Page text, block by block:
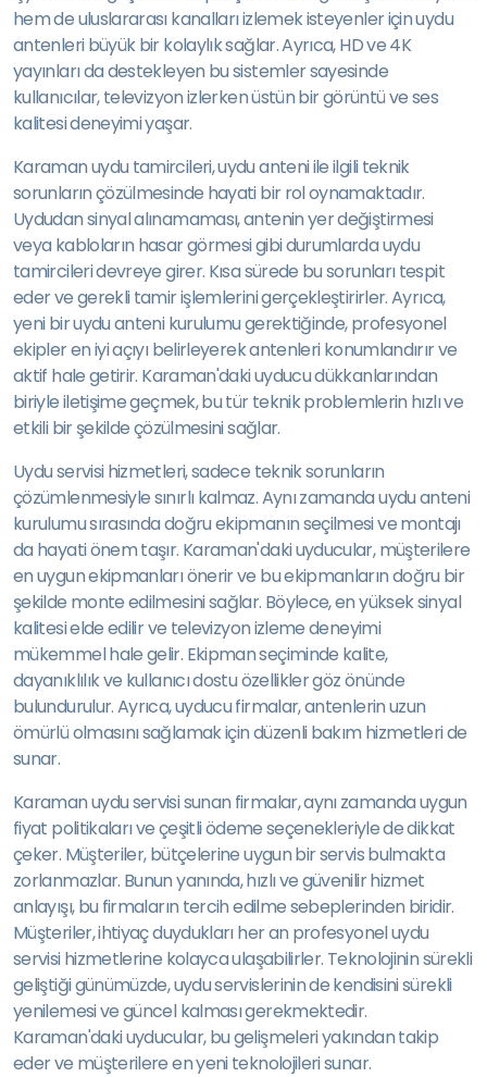
hem de uluslararası kanalları izlemek isteyenler için uydu
antenleri büyük bir kolaylık sağlar. Ayrıca, HD ve 4K
yayınları da destekleyen bu sistemler sayesinde
kullanıcılar, televizyon izlerken üstün bir görüntü ve ses
kalitesi deneyimi yaşar.
Karaman uydu tamircileri, uydu anteni ile ilgili teknik
sorunların çözülmesinde hayati bir rol oynamaktadır.
Uydudan sinyal alınamaması, antenin yer değiştirmesi
veya kabloların hasar görmesi gibi durumlarda uydu
tamircileri devreye girer. Kısa sürede bu sorunları tespit
eder ve gerekli tamir işlemlerini gerçekleştirirler. Ayrıca,
yeni bir uydu anteni kurulumu gerektiğinde, profesyonel
ekipler en iyi açıyı belirleyerek antenleri konumlandırır ve
aktif hale getirir. Karaman'daki uyducu dükkanlarından
biriyle iletişime geçmek, bu tür teknik problemlerin hızlı ve
etkili bir şekilde çözülmesini sağlar.
Uydu servisi hizmetleri, sadece teknik sorunların
çözümlenmesiyle sınırlı kalmaz. Aynı zamanda uydu anteni
kurulumu sırasında doğru ekipmanın seçilmesi ve montajı
da hayati önem taşır. Karaman'daki uyducular, müşterilere
en uygun ekipmanları önerir ve bu ekipmanların doğru bir
şekilde monte edilmesini sağlar. Böylece, en yüksek sinyal
kalitesi elde edilir ve televizyon izleme deneyimi
mükemmel hale gelir. Ekipman seçiminde kalite,
dayanıklılık ve kullanıcı dostu özellikler göz önünde
bulundurulur. Ayrıca, uyducu firmalar, antenlerin uzun
ömürlü olmasını sağlamak için düzenli bakım hizmetleri de
sunar.
Karaman uydu servisi sunan firmalar, aynı zamanda uygun
fiyat politikaları ve çeşitli ödeme seçenekleriyle de dikkat
çeker. Müşteriler, bütçelerine uygun bir servis bulmakta
zorlanmazlar. Bunun yanında, hızlı ve güvenilir hizmet
anlayışı, bu firmaların tercih edilme sebeplerinden biridir.
Müşteriler, ihtiyaç duydukları her an profesyonel uydu
servisi hizmetlerine kolayca ulaşabilirler. Teknolojinin sürekli
geliştiği günümüzde, uydu servislerinin de kendisini sürekli
yenilemesi ve güncel kalması gerekmektedir.
Karaman'daki uyducular, bu gelişmeleri yakından takip
eder ve müşterilere en yeni teknolojileri sunar.